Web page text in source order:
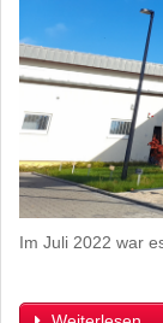
Im Juli 2022 war